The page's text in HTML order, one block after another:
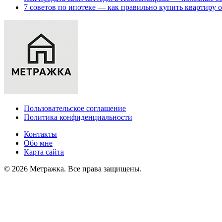
7 советов по ипотеке — как правильно купить квартиру
Пользовательское соглашение
Политика конфиденциальности
Контакты
Обо мне
Карта сайта
© 2026 Метражка. Все права защищены.